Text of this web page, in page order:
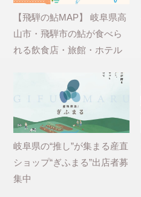
【飛騨の鮎MAP】 岐阜県高
山市・飛騨市の鮎が食べら
れる飲食店・旅館・ホテル
岐阜県の“推し”が集まる産直
ショップ“ぎふまる”出店者募
集中